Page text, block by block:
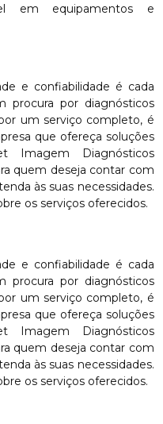
em equipamentos e
e confiabilidade é cada
procura por diagnósticos
um serviço completo, é
que ofereça soluções
Imagem Diagnósticos
quem deseja contar com
às suas necessidades.
os serviços oferecidos.
e confiabilidade é cada
procura por diagnósticos
um serviço completo, é
que ofereça soluções
Imagem Diagnósticos
quem deseja contar com
às suas necessidades.
os serviços oferecidos.